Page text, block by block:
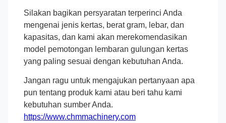
Silakan bagikan persyaratan terperinci Anda
mengenai jenis kertas, berat gram, lebar, dan
kapasitas, dan kami akan merekomendasikan
model pemotongan lembaran gulungan kertas
yang paling sesuai dengan kebutuhan Anda.
Jangan ragu untuk mengajukan pertanyaan apa
pun tentang produk kami atau beri tahu kami
kebutuhan sumber Anda.
https://www.chmmachinery.com